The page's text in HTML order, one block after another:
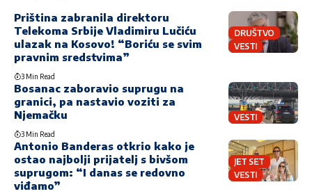
DRUŠTVO
VESTI
Priština zabranila direktoru
Telekoma Srbije Vladimiru Lučiću
ulazak na Kosovo! “Boriću se svim
pravnim sredstvima”
3 Min Read
VESTI
Bosanac zaboravio suprugu na
granici, pa nastavio voziti za
Njemačku
3 Min Read
JET SET
VESTI
Antonio Banderas otkrio kako je
ostao najbolji prijatelj s bivšom
suprugom: “I danas se redovno
viđamo”